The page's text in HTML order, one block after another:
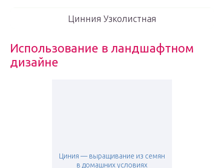
Цинния Узколистная
Использование в ландшафтном
дизайне
Циния — выращивание из семян
в домашних условиях